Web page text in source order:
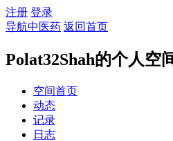
注册 登录
导航中医药 返回首页
Polat32Shah的个人空
空间首页
动态
记录
日志